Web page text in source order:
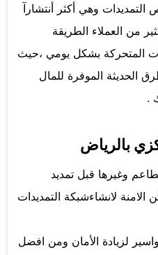
وهي أكثر أنتشارآ
من العملاء الطريقة
المتحركة بشكل يومي ،حيث
الحديثة الموفرة للمال
.
بالرياض
وغيرها قبل تمديد
الامنة لانشاءشبكة التمديدات
لزيادة الأمان ومن افضل